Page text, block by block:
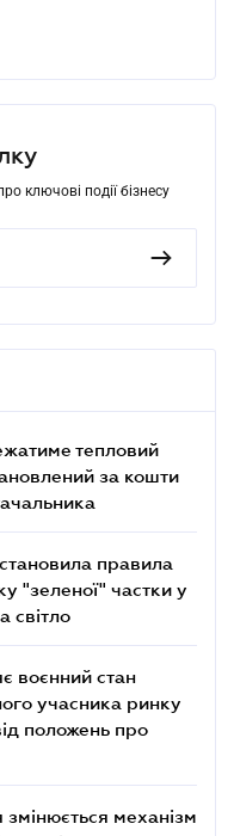
ключові події бізнесу
тепловий
за кошти
правила
"зеленої" частки у
світло
воєнний стан
учасника ринку
положень про
змінюється механізм